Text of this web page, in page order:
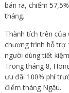
bán ra, chiếm
tháng.
Thành tích trên
chương trình hỗ trợ
người dùng tiết
Trong tháng 8,
ưu đãi 100% phí
điểm tháng Ngâu.